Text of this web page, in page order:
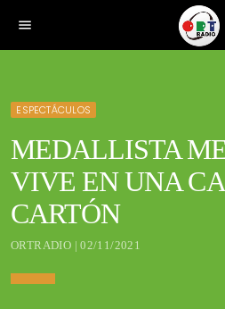
menu
ESPECTÁCULOS
MEDALLISTA
VIVE EN UNA
CARTÓN
ORTRADIO | 02/11/2021